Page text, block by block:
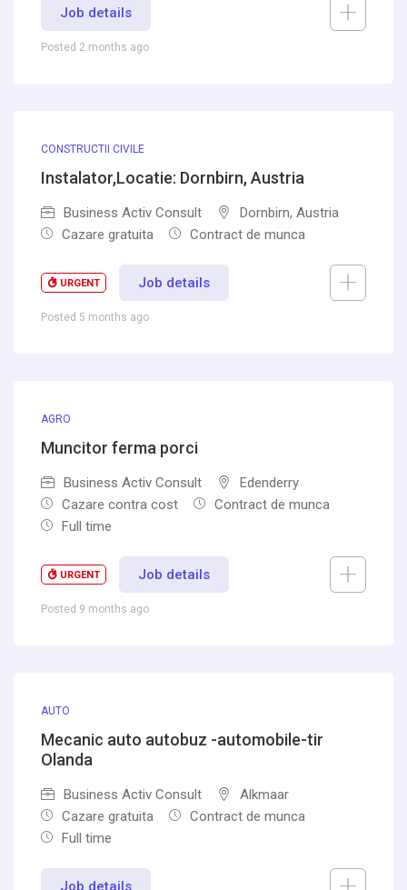
Job details
Posted 2 months ago
CONSTRUCTII CIVILE
Instalator,Locatie: Dornbirn, Austria
Business Activ Consult
Dornbirn, Austria
Cazare gratuita
Contract de munca
URGENT Job details
Posted 5 months ago
AGRO
Muncitor ferma porci
Business Activ Consult
Edenderry
Cazare contra cost
Contract de munca
Full time
URGENT Job details
Posted 9 months ago
AUTO
Mecanic auto autobuz -automobile-tir
Olanda
Business Activ Consult
Alkmaar
Cazare gratuita
Contract de munca
Full time
Job details